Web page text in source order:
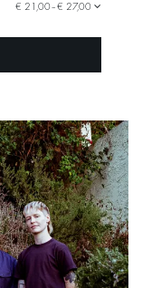
€ 21,00–€ 27,00